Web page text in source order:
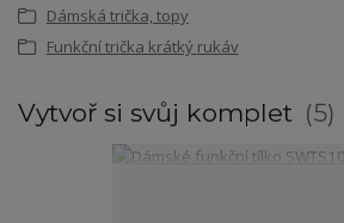
Dámská trička, topy
Funkční trička krátký rukáv
Vytvoř si svůj komplet 5